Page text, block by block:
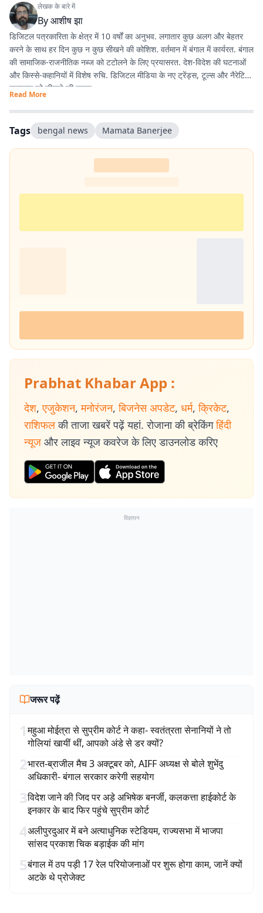
लेखक के बारे में
Byआशीष झा
डिजिटल पत्रकारिता के क्षेत्र में 10 वर्षों का अनुभव. लगातार कुछ अलग और बेहतर
करने के साथ हर दिन कुछ न कुछ सीखने की कोशिश. वर्तमान में बंगाल में कार्यरत. बंगाल
की सामाजिक-राजनीतिक नब्ज को टटोलने के लिए प्रयासरत. देश-विदेश की घटनाओं
और किस्से-कहानियों में विशेष रुचि. डिजिटल मीडिया के नए ट्रेंड्स, टूल्स और नैरेटिव
स्टाइल्स को सीखने की चाहत.
Read More
Tags bengal news Mamata Banerjee
Prabhat Khabar App :
देश, एजुकेशन, मनोरंजन, बिजनेस अपडेट, धर्म, क्रिकेट,
राशिफल की ताजा खबरें पढ़ें यहां. रोजाना की ब्रेकिंग हिंदी
न्यूज और लाइव न्यूज कवरेज के लिए डाउनलोड करिए
विज्ञापन
जरूर पढ़ें
1महुआ मोईत्रा से सुप्रीम कोर्ट ने कहा- स्वतंत्रता सेनानियों ने तो
गोलियां खायीं थीं, आपको अंडे से डर क्यों?
2भारत-ब्राजील मैच 3 अक्टूबर को, AIFF अध्यक्ष से बोले शुभेंदु
अधिकारी- बंगाल सरकार करेगी सहयोग
3विदेश जाने की जिद पर अड़े अभिषेक बनर्जी, कलकत्ता हाईकोर्ट के
इनकार के बाद फिर पहुंचे सुप्रीम कोर्ट
4अलीपुरदुआर में बने अत्याधुनिक स्टेडियम, राज्यसभा में भाजपा
सांसद प्रकाश चिक बड़ाईक की मांग
5बंगाल में ठप पड़ी 17 रेल परियोजनाओं पर शुरू होगा काम, जानें क्यों
अटके थे प्रोजेक्ट